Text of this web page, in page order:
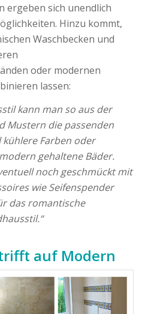
ergeben sich unendlich
Hinzu kommt,
Waschbecken und
oder modernen
lassen:
kann man so aus der
Mustern die passenden
kühlere Farben oder
gehaltene Bäder.
noch geschmückt mit
wie Seifenspender
das romantische
auf Modern